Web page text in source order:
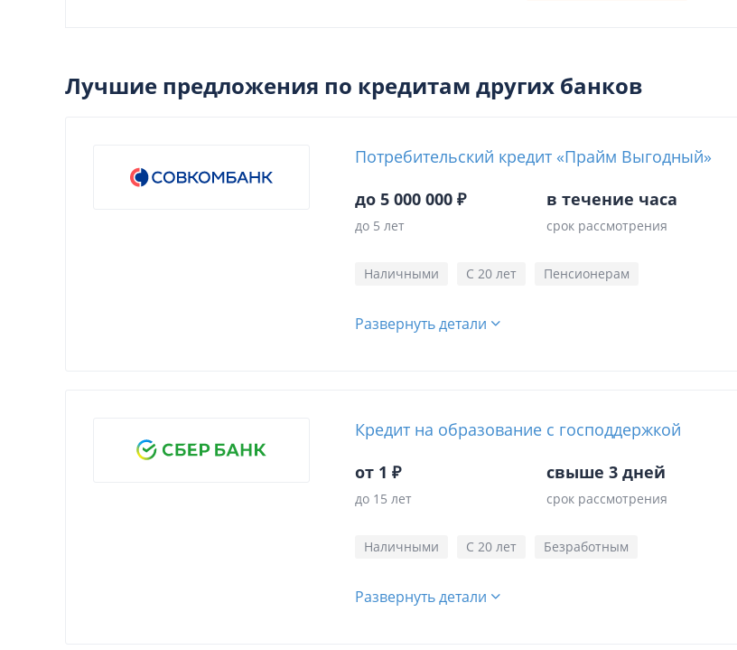
Лучшие предложения по кредитам других банков
Потребительский кредит «Прайм Выгодный»
до 5 000 000 ₽
до 5 лет
в течение часа
срок рассмотрения
Наличными С 20 лет Пенсионерам
Развернуть детали
Кредит на образование с господдержкой
от 1 ₽
до 15 лет
свыше 3 дней
срок рассмотрения
Наличными С 20 лет Безработным
Развернуть детали